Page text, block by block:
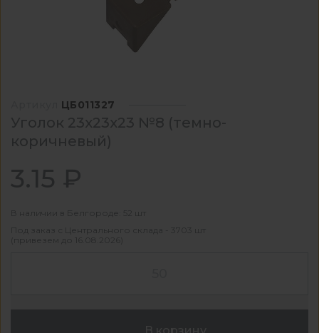
ЦБ011327
Уголок 23х23х23 №8 (темно-
коричневый)
3.15 ₽
В наличии в Белгороде: 52 шт
Под заказ с Центрального склада - 3703 шт
(привезем до 16.08.2026)